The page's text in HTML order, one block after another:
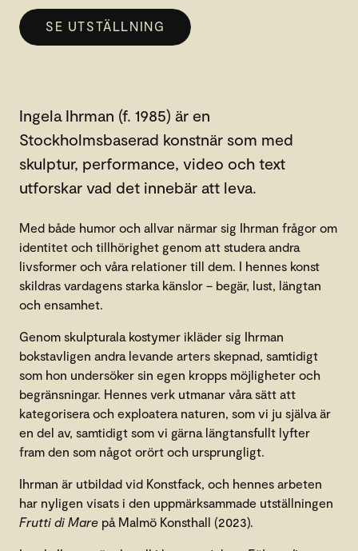
SE UTSTÄLLNING
Ingela Ihrman (f. 1985) är en
Stockholmsbaserad konstnär som med
skulptur, performance, video och text
utforskar vad det innebär att leva.
Med både humor och allvar närmar sig Ihrman frågor om
identitet och tillhörighet genom att studera andra
livsformer och våra relationer till dem. I hennes konst
skildras vardagens starka känslor – begär, lust, längtan
och ensamhet.
Genom skulpturala kostymer ikläder sig Ihrman
bokstavligen andra levande arters skepnad, samtidigt
som hon undersöker sin egen kropps möjligheter och
begränsningar. Hennes verk utmanar våra sätt att
kategorisera och exploatera naturen, som vi ju själva är
en del av, samtidigt som vi gärna längtansfullt lyfter
fram den som något orört och ursprungligt.
Ihrman är utbildad vid Konstfack, och hennes arbeten
har nyligen visats i den uppmärksammade utställningen
Frutti di Mare på Malmö Konsthall (2023).